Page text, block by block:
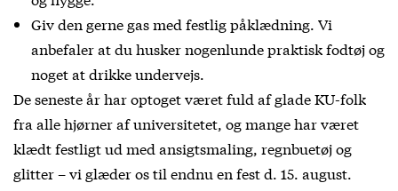
Giv den gerne gas med festlig påklædning. Vi
anbefaler at du husker nogenlunde praktisk fodtøj og
noget at drikke undervejs.
De seneste år har optoget været fuld af glade KU-folk
fra alle hjørner af universitetet, og mange har været
klædt festligt ud med ansigtsmaling, regnbuetøj og
glitter – vi glæder os til endnu en fest d. 15. august.